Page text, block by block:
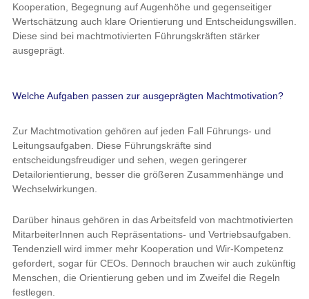
Kooperation, Begegnung auf Augenhöhe und gegenseitiger
Wertschätzung auch klare Orientierung und Entscheidungswillen.
Diese sind bei machtmotivierten Führungskräften stärker
ausgeprägt.
Welche Aufgaben passen zur ausgeprägten Machtmotivation?
Zur Machtmotivation gehören auf jeden Fall Führungs- und
Leitungsaufgaben. Diese Führungskräfte sind
entscheidungsfreudiger und sehen, wegen geringerer
Detailorientierung, besser die größeren Zusammenhänge und
Wechselwirkungen.
Darüber hinaus gehören in das Arbeitsfeld von machtmotivierten
MitarbeiterInnen auch Repräsentations- und Vertriebsaufgaben.
Tendenziell wird immer mehr Kooperation und Wir-Kompetenz
gefordert, sogar für CEOs. Dennoch brauchen wir auch zukünftig
Menschen, die Orientierung geben und im Zweifel die Regeln
festlegen.